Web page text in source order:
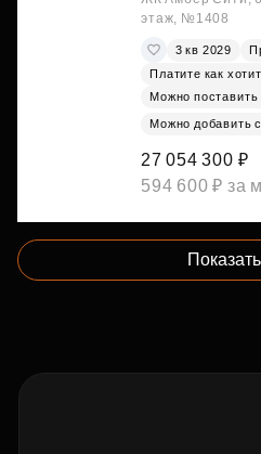
этаж, №1408
3 кв 2029
Платите как
Можно
Можно добавить
27 054 300 ₽
594 600 ₽ за